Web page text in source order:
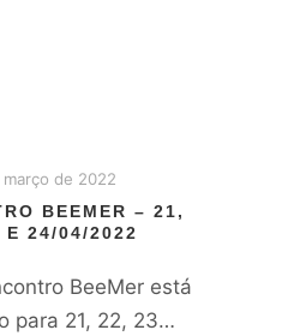
março de 2022
BEEMER – 21,
E 24/04/2022
BeeMer está
para 21, 22, 23…